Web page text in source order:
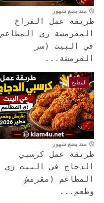
منذ بضع شهور
طريقة عمل الفراخ
المقرمشة زي المطاعم
في البيت (سر
القرمشة...
المطبخ
منذ بضع شهور
طريقة عمل كرسبي
الدجاج في البيت زي
المطاعم (مقرمش
وطعم...